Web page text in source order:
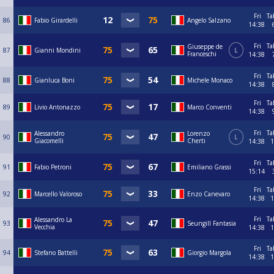
86 Fabio Girardelli Angelo Salzano
Fri
14:38
87 Gianni Mondini
Giuseppe de
Franceschi
L
Fri
14:38
88 Gianluca Boni Michele Monaco
Fri
14:38
89 Livio Antonazzo Marco Conventi
Fri
14:38
90
Alessandro
Giacomelli
Lorenzo
Cherti
L
Fri
14:38
91 Fabio Petroni Emiliano Grassi
Fri
15:14
92 Marcello Valoroso Enzo Canevaro
Fri
14:38
93
Alessandro La
Vecchia
Seungill Fantasia
Fri
14:38
94 Stefano Battelli Giorgio Margola
Fri
14:38